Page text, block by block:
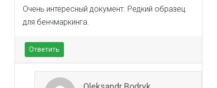
Очень интересный документ. Редкий образец
для бенчмаркинга.
Ответить